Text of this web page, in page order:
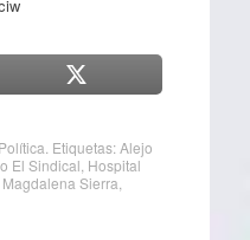
Política . Etiquetas:Alejo
El Sindical Hospital
Magdalena Sierra